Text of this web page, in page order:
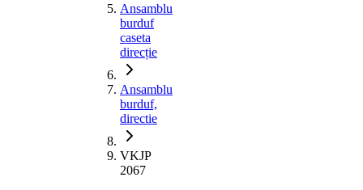
Ansamblu
burduf
caseta
direcție
Ansamblu
burduf,
directie
VKJP
2067